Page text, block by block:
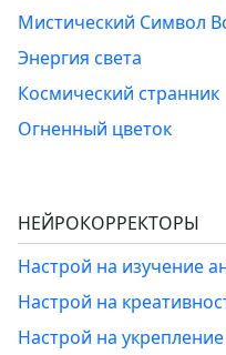
Мистический Символ
Энергия света
Космический странник
Огненный цветок
НЕЙРОКОРРЕКТОРЫ
Настрой на изучение
Настрой на
Настрой на